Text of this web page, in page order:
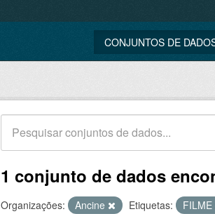
CONJUNTOS DE
1 conjunto de dados
Organizações: Ancine Etiquetas: FILME